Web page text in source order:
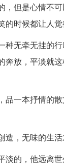
，但是心情不
时候都让人觉
种无牵无挂的
奔放，平淡就
品一本抒情的
造，无味的生活
淡的，他远离